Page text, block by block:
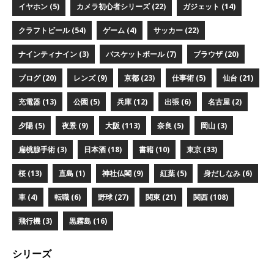
イヤホン (5) カメラ初心者シリーズ (22) ガジェット (14)
クラフトビール (54) ゲーム (4) サッカー (22)
ナインティナイン (3) バスケットボール (7) ブラウザ (20)
ブログ (20) レンズ (9) 京都 (23) 仕事術 (5) 仙台 (21)
充電器 (13) 公園 (5) 兵庫 (12) 出張 (6) 名古屋 (2)
夕陽 (5) 夜景 (9) 大阪 (113) 奈良 (5) 岡山 (3)
扁桃腺手術 (3) 日本酒 (18) 書籍 (10) 東京 (33)
桜 (13) 直島 (1) 神社仏閣 (9) 紅葉 (5) 身だしなみ (6)
車 (4) 転職 (6) 野球 (27) 関東 (21) 関西 (108)
飛行機 (3) 黒霧島 (16)
シリーズ